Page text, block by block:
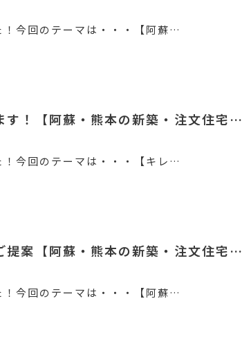
今回のテーマは・・・【阿蘇…
す！【阿蘇・熊本の新築・注文住宅…
今回のテーマは・・・【キレ…
提案【阿蘇・熊本の新築・注文住宅…
今回のテーマは・・・【阿蘇…